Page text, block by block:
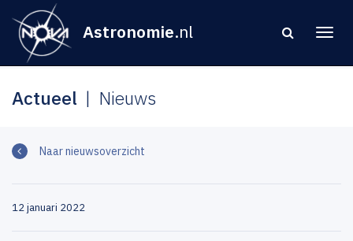
Astronomie.nl
Actueel Nieuws
Naar nieuwsoverzicht
12 januari 2022